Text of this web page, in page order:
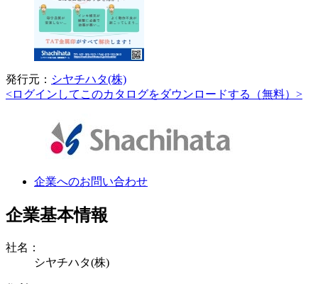
発行元： シヤチハタ(株)
<ログインしてこのカタログをダウンロードする（無料）>
企業へのお問い合わせ
企業基本情報
社名：
シヤチハタ(株)